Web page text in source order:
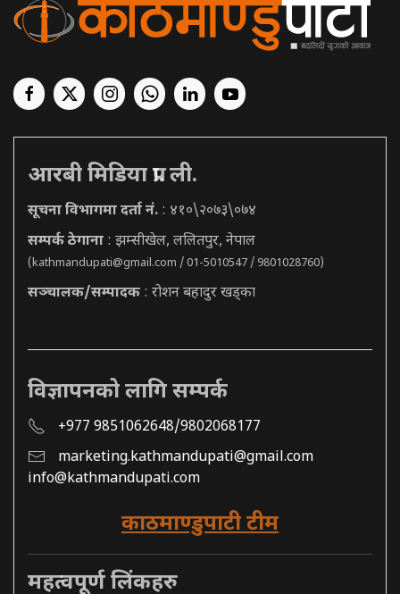
आरबी मिडिया प्रा. ली.
सूचना विभागमा दर्ता नं. : ४१०\२०७३\०७४
सम्पर्क ठेगाना : झम्सीखेल, ललितपुर, नेपाल
(kathmandupati@gmail.com / 01-5010547 / 9801028760)
सञ्चालक/सम्पादक : रोशन बहादुर खड्का
विज्ञापनको लागि सम्पर्क
+977 9851062648/9802068177
marketing.kathmandupati@gmail.com
info@kathmandupati.com
काठमाण्डुपाटी टीम
महत्वपूर्ण लिंकहरु